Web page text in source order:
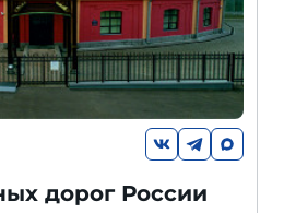
дорог России